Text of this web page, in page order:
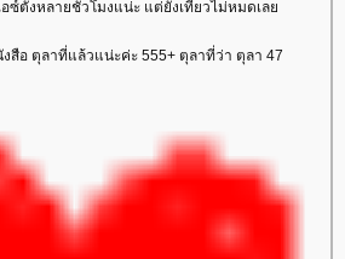
ซ์ตั้งหลายชั่วโมงแน่ะ แต่ยังเที่ยวไม่หมดเล
สือ ตุลาที่แล้วแน่ะค่ะ 555+ ตุลาที่ว่า ตุลา 47